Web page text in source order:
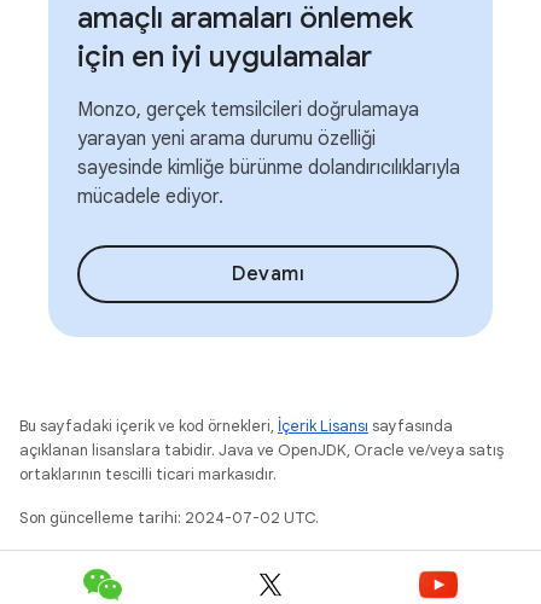
amaçlı aramaları önlemek
için en iyi uygulamalar
Monzo, gerçek temsilcileri doğrulamaya
yarayan yeni arama durumu özelliği
sayesinde kimliğe bürünme dolandırıcılıklarıyla
mücadele ediyor.
Devamı
Bu sayfadaki içerik ve kod örnekleri, İçerik Lisansı sayfasında
açıklanan lisanslara tabidir. Java ve OpenJDK, Oracle ve/veya satış
ortaklarının tescilli ticari markasıdır.
Son güncelleme tarihi: 2024-07-02 UTC.